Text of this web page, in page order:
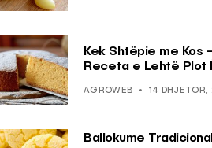
Kek Shtëpie me Kos
Receta e Lehtë Plot
AGROWEB 14 DHJETOR,
Ballokume